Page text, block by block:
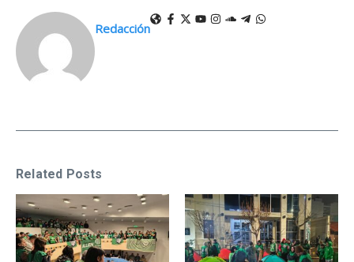
Redacción
Related Posts